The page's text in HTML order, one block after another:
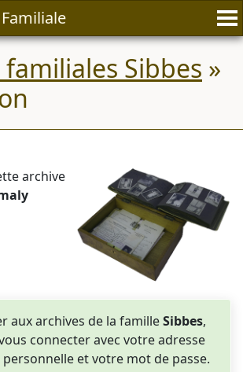
Sibbes »
archive
aux archives de la familleSibbes,
connecter avec votre adresse
et votre mot de passe.